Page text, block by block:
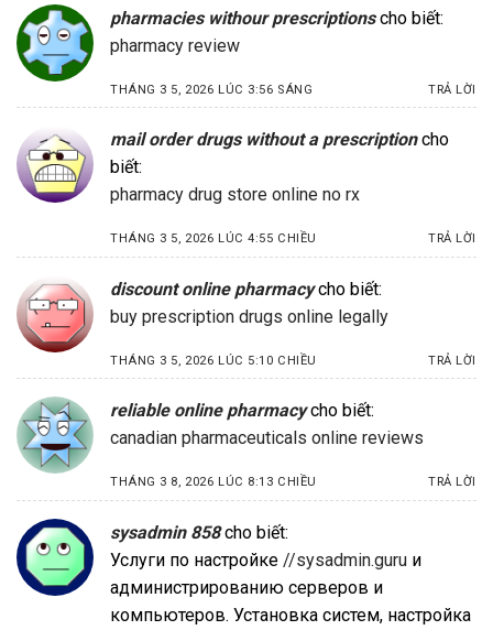
pharmacies withour prescriptions cho biết:
pharmacy review
THÁNG 3 5, 2026 LÚC 3:56 SÁNG TRẢ LỜI
mail order drugs without a prescription cho
biết:
pharmacy drug store online no rx
THÁNG 3 5, 2026 LÚC 4:55 CHIỀU TRẢ LỜI
discount online pharmacy cho biết:
buy prescription drugs online legally
THÁNG 3 5, 2026 LÚC 5:10 CHIỀU TRẢ LỜI
reliable online pharmacy cho biết:
canadian pharmaceuticals online reviews
THÁNG 3 8, 2026 LÚC 8:13 CHIỀU TRẢ LỜI
sysadmin 858 cho biết:
Услуги по настройке //sysadmin.guru и
администрированию серверов и
компьютеров. Установка систем, настройка